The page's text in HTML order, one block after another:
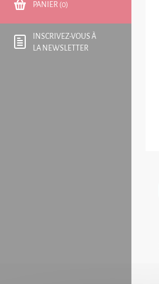
PANIER (0)
INSCRIVEZ-VOUS À
LA NEWSLETTER